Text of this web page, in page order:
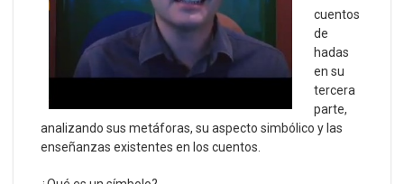
cuentos
de
hadas
en su
tercera
parte,
analizando sus metáforas, su aspecto simbólico y las
enseñanzas existentes en los cuentos.